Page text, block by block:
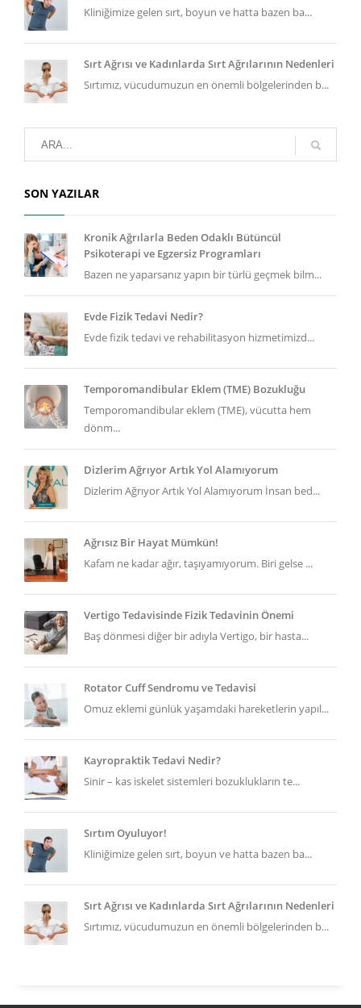
Kliniğimize gelen sırt, boyun ve hatta bazen ba...
Sırt Ağrısı ve Kadınlarda Sırt Ağrılarının Nedenleri
Sırtımız, vücudumuzun en önemli bölgelerinden b...
SON YAZILAR
Kronik Ağrılarla Beden Odaklı Bütüncül
Psikoterapi ve Egzersiz Programları
Bazen ne yaparsanız yapın bir türlü geçmek bilm...
Evde Fizik Tedavi Nedir?
Evde fizik tedavi ve rehabilitasyon hizmetimizd...
Temporomandibular Eklem (TME) Bozukluğu
Temporomandibular eklem (TME), vücutta hem
dönm...
Dizlerim Ağrıyor Artık Yol Alamıyorum
Dizlerim Ağrıyor Artık Yol Alamıyorum İnsan bed...
Ağrısız Bir Hayat Mümkün!
Kafam ne kadar ağır, taşıyamıyorum. Biri gelse ...
Vertigo Tedavisinde Fizik Tedavinin Önemi
Baş dönmesi diğer bir adıyla Vertigo, bir hasta...
Rotator Cuff Sendromu ve Tedavisi
Omuz eklemi günlük yaşamdaki hareketlerin yapıl...
Kayropraktik Tedavi Nedir?
Sinir – kas iskelet sistemleri bozuklukların te...
Sırtım Oyuluyor!
Kliniğimize gelen sırt, boyun ve hatta bazen ba...
Sırt Ağrısı ve Kadınlarda Sırt Ağrılarının Nedenleri
Sırtımız, vücudumuzun en önemli bölgelerinden b...